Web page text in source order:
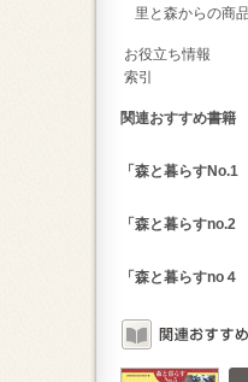
里と森からの商
お役立ち情報
索引
関連おすすめ書籍
「森と暮らす
「森と暮らす
「森と暮らすno